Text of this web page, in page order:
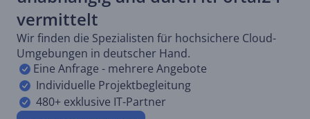
vermittelt
Wir finden die Spezialisten für hochsichere Cloud-
Umgebungen in deutscher Hand.
Eine Anfrage - mehrere Angebote
Individuelle Projektbegleitung
480+ exklusive IT-Partner